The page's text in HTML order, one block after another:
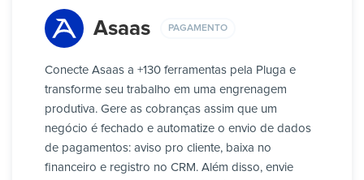
Asaas PAGAMENTO
Conecte Asaas a +130 ferramentas pela Pluga e
transforme seu trabalho em uma engrenagem
produtiva. Gere as cobranças assim que um
negócio é fechado e automatize o envio de dados
de pagamentos: aviso pro cliente, baixa no
financeiro e registro no CRM. Além disso, envie